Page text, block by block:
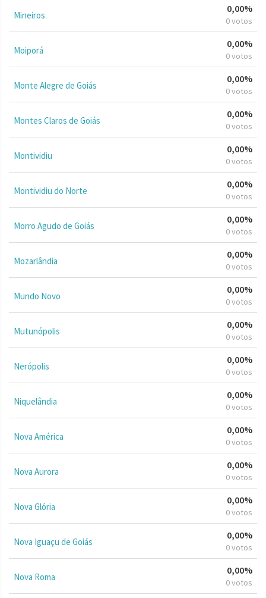
Mineiros
0,00%
0 votos
Moiporá
0,00%
0 votos
Monte Alegre de Goiás
0,00%
0 votos
Montes Claros de Goiás
0,00%
0 votos
Montividiu
0,00%
0 votos
Montividiu do Norte
0,00%
0 votos
Morro Agudo de Goiás
0,00%
0 votos
Mozarlândia
0,00%
0 votos
Mundo Novo
0,00%
0 votos
Mutunópolis
0,00%
0 votos
Nerópolis
0,00%
0 votos
Niquelândia
0,00%
0 votos
Nova América
0,00%
0 votos
Nova Aurora
0,00%
0 votos
Nova Glória
0,00%
0 votos
Nova Iguaçu de Goiás
0,00%
0 votos
Nova Roma
0,00%
0 votos